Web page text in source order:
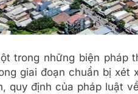
trong những biện pháp
giai đoạn chuẩn bị xét
quy định của pháp luật